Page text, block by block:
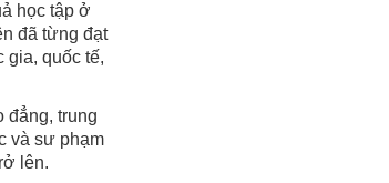
học tập ở
đã từng đạt
gia, quốc tế,
đẳng, trung
và sư phạm
lên.